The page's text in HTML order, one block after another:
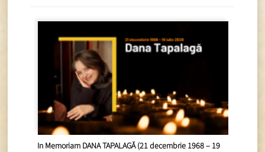
In Memoriam DANA TAPALAGĂ (21 decembrie 1968 – 19